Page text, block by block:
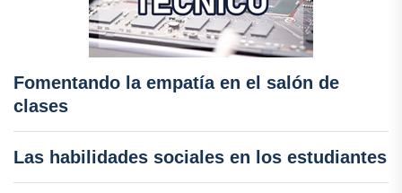
Fomentando la empatía en el salón de
clases
Las habilidades sociales en los estudiantes